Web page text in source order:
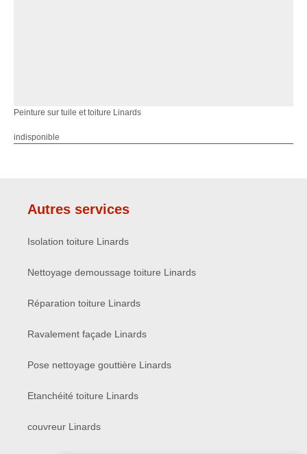
Peinture sur tuile et toiture Linards
indisponible
Autres services
Isolation toiture Linards
Nettoyage demoussage toiture Linards
Réparation toiture Linards
Ravalement façade Linards
Pose nettoyage gouttière Linards
Etanchéité toiture Linards
couvreur Linards